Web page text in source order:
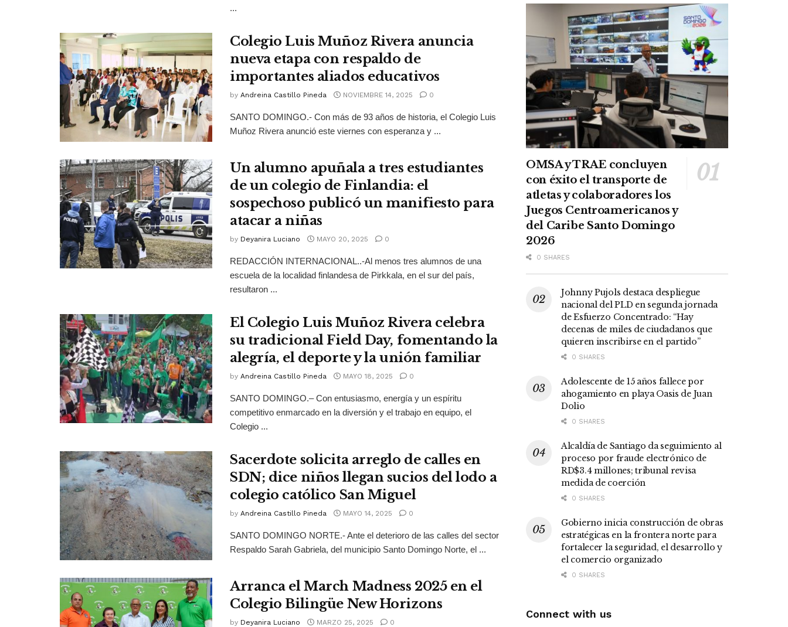
...
Colegio Luis Muñoz Rivera anuncia
nueva etapa con respaldo de
importantes aliados educativos
by Andreina Castillo Pineda NOVIEMBRE 14, 2025 0
SANTO DOMINGO.- Con más de 93 años de historia, el Colegio Luis
Muñoz Rivera anunció este viernes con esperanza y ...
Un alumno apuñala a tres estudiantes
de un colegio de Finlandia: el
sospechoso publicó un manifiesto para
atacar a niñas
by Deyanira Luciano MAYO 20, 2025 0
REDACCIÓN INTERNACIONAL..-Al menos tres alumnos de una
escuela de la localidad finlandesa de Pirkkala, en el sur del país,
resultaron ...
El Colegio Luis Muñoz Rivera celebra
su tradicional Field Day, fomentando la
alegría, el deporte y la unión familiar
by Andreina Castillo Pineda MAYO 18, 2025 0
SANTO DOMINGO.– Con entusiasmo, energía y un espíritu
competitivo enmarcado en la diversión y el trabajo en equipo, el
Colegio ...
Sacerdote solicita arreglo de calles en
SDN; dice niños llegan sucios del lodo a
colegio católico San Miguel
by Andreina Castillo Pineda MAYO 14, 2025 0
SANTO DOMINGO NORTE.- Ante el deterioro de las calles del sector
Respaldo Sarah Gabriela, del municipio Santo Domingo Norte, el ...
Arranca el March Madness 2025 en el
Colegio Bilingüe New Horizons
by Deyanira Luciano MARZO 25, 2025 0
OMSA y TRAE concluyen
con éxito el transporte de
atletas y colaboradores los
Juegos Centroamericanos y
del Caribe Santo Domingo
2026
0 SHARES
Johnny Pujols destaca despliegue
nacional del PLD en segunda jornada
de Esfuerzo Concentrado: “Hay
decenas de miles de ciudadanos que
quieren inscribirse en el partido”
0 SHARES
Adolescente de 15 años fallece por
ahogamiento en playa Oasis de Juan
Dolio
0 SHARES
Alcaldía de Santiago da seguimiento al
proceso por fraude electrónico de
RD$3.4 millones; tribunal revisa
medida de coerción
0 SHARES
Gobierno inicia construcción de obras
estratégicas en la frontera norte para
fortalecer la seguridad, el desarrollo y
el comercio organizado
0 SHARES
Connect with us